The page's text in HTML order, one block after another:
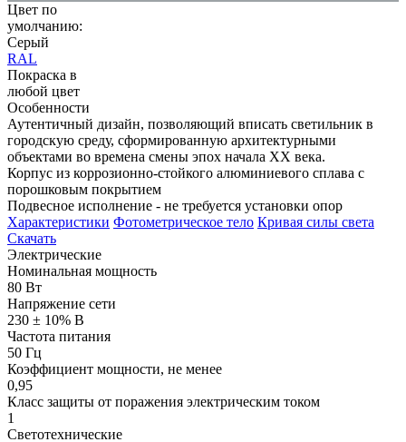
Цвет по
умолчанию:
Серый
RAL
Покраска в
любой цвет
Особенности
Аутентичный дизайн, позволяющий вписать светильник в
городскую среду, сформированную архитектурными
объектами во времена смены эпох начала XX века.
Корпус из коррозионно-стойкого алюминиевого сплава с
порошковым покрытием
Подвесное исполнение - не требуется установки опор
Характеристики Фотометрическое тело Кривая силы света
Скачать
Электрические
Номинальная мощность
80 Вт
Напряжение сети
230 ± 10% В
Частота питания
50 Гц
Коэффициент мощности, не менее
0,95
Класс защиты от поражения электрическим током
1
Светотехнические